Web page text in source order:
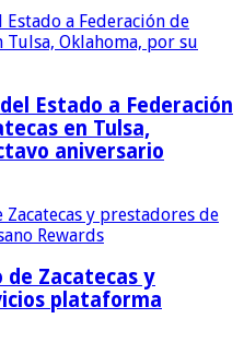
Estado a Federación
en Tulsa,
aniversario
de Zacatecas y
plataforma